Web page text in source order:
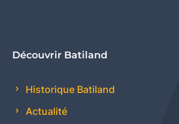
Découvrir Batiland
Historique Batiland
Actualité